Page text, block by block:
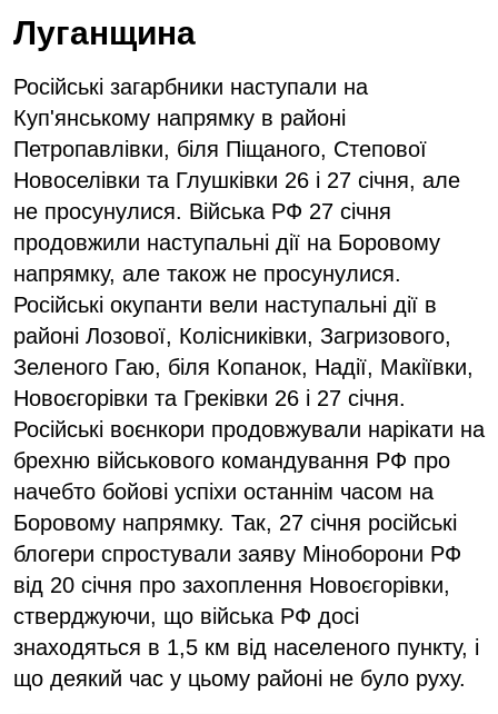
Луганщина
Російські загарбники наступали на
Куп'янському напрямку в районі
Петропавлівки, біля Піщаного, Степової
Новоселівки та Глушківки 26 і 27 січня, але
не просунулися. Війська РФ 27 січня
продовжили наступальні дії на Боровому
напрямку, але також не просунулися.
Російські окупанти вели наступальні дії в
районі Лозової, Колісниківки, Загризового,
Зеленого Гаю, біля Копанок, Надії, Макіївки,
Новоєгорівки та Греківки 26 і 27 січня.
Російські воєнкори продовжували нарікати на
брехню військового командування РФ про
начебто бойові успіхи останнім часом на
Боровому напрямку. Так, 27 січня російські
блогери спростували заяву Міноборони РФ
від 20 січня про захоплення Новоєгорівки,
стверджуючи, що війська РФ досі
знаходяться в 1,5 км від населеного пункту, і
що деякий час у цьому районі не було руху.